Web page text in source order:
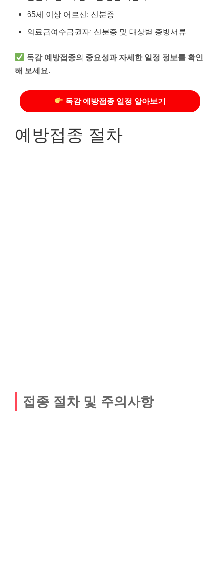
65세 이상 어르신: 신분증
의료급여수급권자: 신분증 및 대상별 증빙서류
독감 예방접종의 중요성과 자세한 일정 정보를 확인
해 보세요.
독감 예방접종 일정 알아보기
예방접종 절차
접종 절차 및 주의사항